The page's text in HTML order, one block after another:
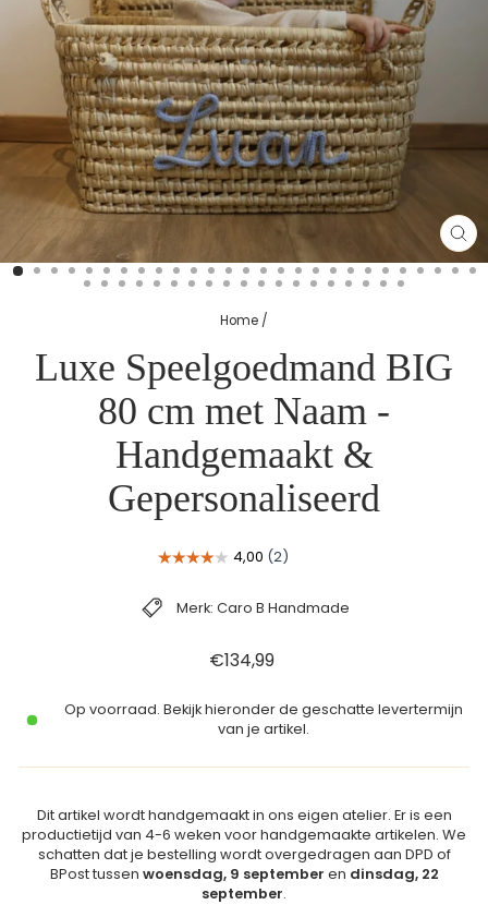
Home /
Luxe Speelgoedmand BIG
80 cm met Naam -
Handgemaakt &
Gepersonaliseerd
Merk: Caro B Handmade
Reguliere
€134,99
Op voorraad. Bekijk hieronder de geschatte levertermijn
van je artikel.
Dit artikel wordt handgemaakt in ons eigen atelier. Er is een
productietijd van 4-6 weken voor handgemaakte artikelen. We
schatten dat je bestelling wordt overgedragen aan DPD of
BPost tussen woensdag, 9 september en dinsdag, 22
september.